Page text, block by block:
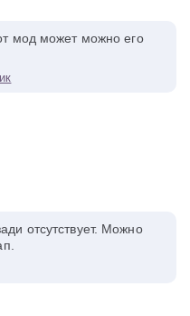
мод может можно его
отсутствует. Можно